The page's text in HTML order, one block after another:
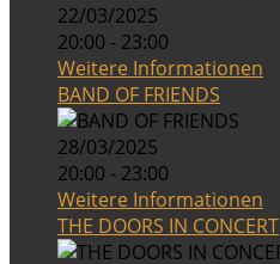
22/03/2025
20:00 - 23:00
Weitere Informationen
BAND OF FRIENDS
28/03/2025
20:00 - 23:00
Weitere Informationen
THE DOORS IN CONCERT